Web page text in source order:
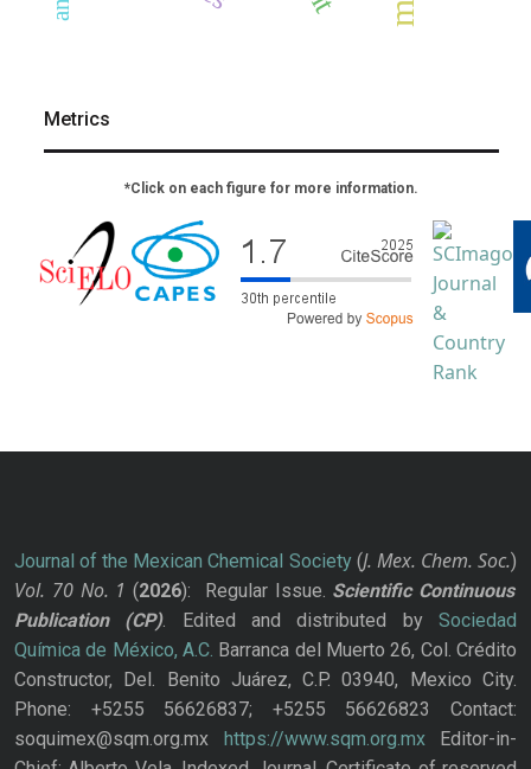
Metrics
*Click on each figure for more information.
Journal of the Mexican Chemical Society(J. Mex. Chem. Soc.)
Vol. 70 No. 1 (2026): Regular Issue. Scientific Continuous
Publication
(CP). Edited and distributed bySociedad
Química de México, A.C. Barranca del Muerto 26, Col. Crédito
Constructor, Del. Benito Juárez, C.P. 03940, Mexico City.
Phone: +5255 56626837; +5255 56626823 Contact:
soquimex@sqm.org.mx https://www.sqm.org.mxEditor-in-